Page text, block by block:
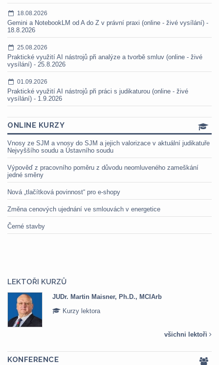
18.08.2026
Gemini a NotebookLM od A do Z v právní praxi (online - živé vysílání) -
18.8.2026
25.08.2026
Praktické využití AI nástrojů při analýze a tvorbě smluv (online - živé
vysílání) - 25.8.2026
01.09.2026
Praktické využití AI nástrojů při práci s judikaturou (online - živé
vysílání) - 1.9.2026
ONLINE KURZY
Vnosy ze SJM a vnosy do SJM a jejich valorizace v aktuální judikatuře
Nejvyššího soudu a Ústavního soudu
Výpověď z pracovního poměru z důvodu neomluveného zameškání
jedné směny
Nová „tlačítková povinnost“ pro e-shopy
Změna cenových ujednání ve smlouvách v energetice
Černé stavby
LEKTOŘI KURZŮ
JUDr. Martin Maisner, Ph.D., MCIArb
Kurzy lektora
všichni lektoři
KONFERENCE